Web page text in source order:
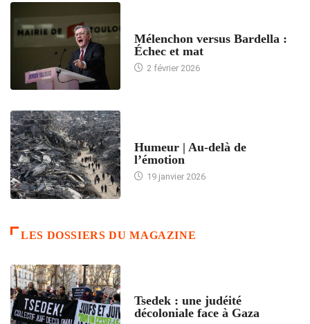
Mélenchon versus Bardella :
Échec et mat
2 février 2026
Humeur | Au-delà de
l’émotion
19 janvier 2026
LES DOSSIERS DU MAGAZINE
Tsedek : une judéité
décoloniale face à Gaza